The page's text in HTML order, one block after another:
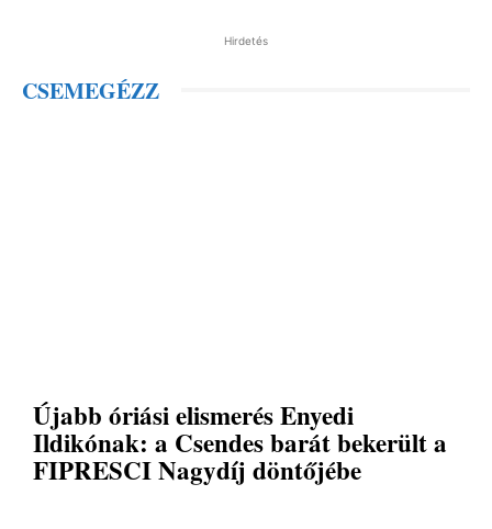
Hirdetés
CSEMEGÉZZ
Újabb óriási elismerés Enyedi
Ildikónak: a Csendes barát bekerült a
FIPRESCI Nagydíj döntőjébe